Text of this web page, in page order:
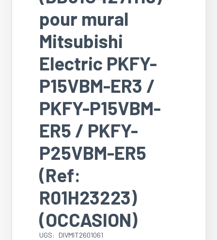
pour mural
Mitsubishi
Electric PKFY-
P15VBM-ER3 /
PKFY-P15VBM-
ER5 / PKFY-
P25VBM-ER5
(Ref:
R01H23223)
(OCCASION)
UGS: DIVMIT2601061